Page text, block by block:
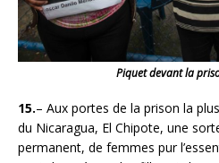
Piquet devant la
15.– Aux portes de la prison la
du Nicaragua, El Chipote, une
permanent, de femmes pur